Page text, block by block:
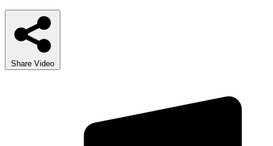
Share Video